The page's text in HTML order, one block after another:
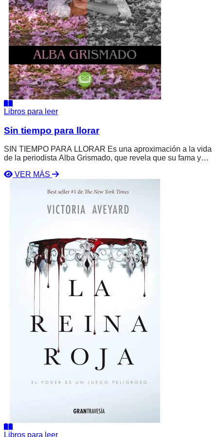
Libros para leer
Sin tiempo para llorar
SIN TIEMPO PARA LLORAR Es una aproximación a la vida
de la periodista Alba Grismado, que revela que su fama y
de haber dado todo y enfrentar ataques, engaños, abusos y
falta de conocimientos y la ausencia de apoyo.
VER MÁS
Libros para leer